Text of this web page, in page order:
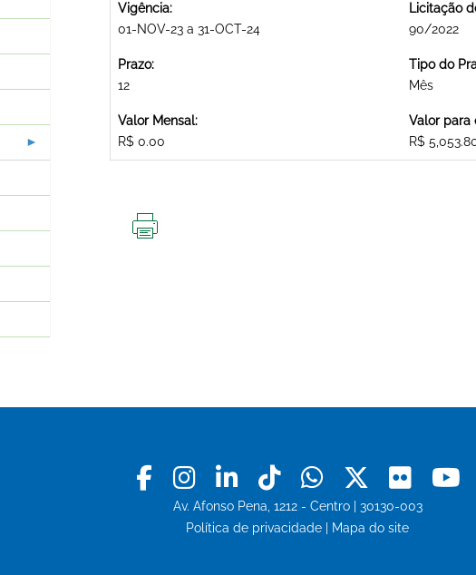
Vigência:
01-NOV-23 a 31-OCT-24
Licitação
90/2022
Prazo:
12
Tipo do
Mês
Valor Mensal:
R$ 0.00
Valor para
R$
Facebook
Instagram
LinkedinTiktokWhatsapp
X Flickr
Av. Afonso Pena, 1212 - Centro | 30130-003
Política de privacidade
Mapa do site